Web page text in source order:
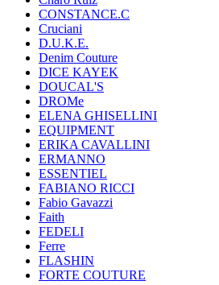
CONSTANCE.C
Cruciani
D.U.K.E.
Denim Couture
DICE KAYEK
DOUCAL'S
DROMe
ELENA GHISELLINI
EQUIPMENT
ERIKA CAVALLINI
ERMANNO
ESSENTIEL
FABIANO RICCI
Fabio Gavazzi
Faith
FEDELI
Ferre
FLASHIN
FORTE COUTURE